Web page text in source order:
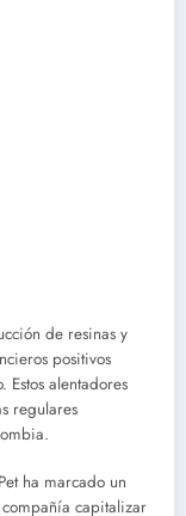
de resinas y
positivos
alentadores
regulares
ha marcado un
capitalizar